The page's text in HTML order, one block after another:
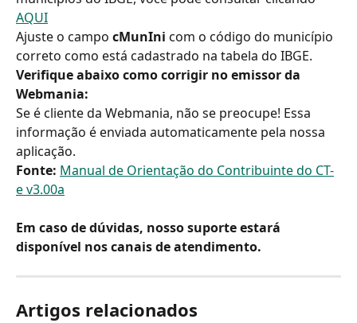
AQUI
Ajuste o campo cMunIni com o código do município
correto como está cadastrado na tabela do IBGE.
Verifique abaixo como corrigir no emissor da
Webmania:
Se é cliente da Webmania, não se preocupe! Essa
informação é enviada automaticamente pela nossa
aplicação.
Fonte: Manual de Orientação do Contribuinte do CT-
e v3.00a
Em caso de dúvidas, nosso suporte estará
disponível nos canais de atendimento.
Artigos relacionados